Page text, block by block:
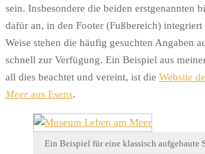
sein. Insbesondere die beiden erstgenannten
dafür an, in den Footer (Fußbereich)
Weise stehen die häufig gesuchten Angaben
schnell zur Verfügung. Ein Beispiel aus
all dies beachtet und vereint, ist die Website
Meer aus Esens.
Ein Beispiel für eine klassisch aufgebaute